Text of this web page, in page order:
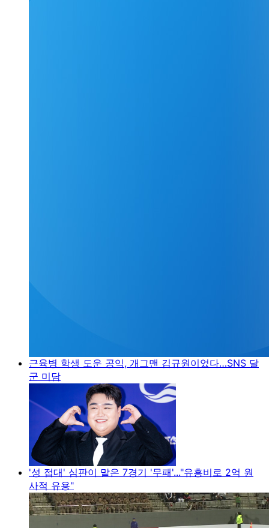
근육병 학생 도운 공익, 개그맨 김규원이었다…SNS 달
군 미담
'성 접대' 심판이 맡은 7경기 '무패'..."유흥비로 2억 원
사적 유용"